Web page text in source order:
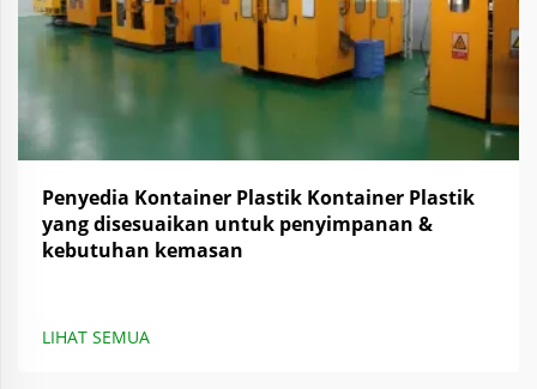
Penyedia Kontainer Plastik Kontainer Plastik
yang disesuaikan untuk penyimpanan &
kebutuhan kemasan
LIHAT SEMUA